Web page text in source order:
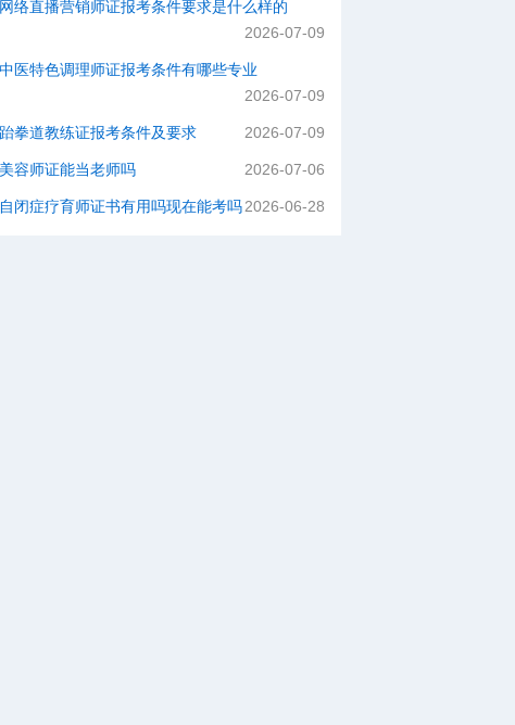
网络直播营销师证报考条件要求是什么样的
2026-07-09
中医特色调理师证报考条件有哪些专业
2026-07-09
跆拳道教练证报考条件及要求 2026-07-09
美容师证能当老师吗 2026-07-06
自闭症疗育师证书有用吗现在能考吗2026-06-28